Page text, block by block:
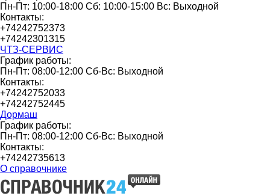
Пн-Пт: 10:00-18:00 Сб: 10:00-15:00 Вс: Выходной
Контакты:
+74242752373
+74242301315
ЧТЗ-СЕРВИС
График работы:
Пн-Пт: 08:00-12:00 Сб-Вс: Выходной
Контакты:
+74242752033
+74242752445
Дормаш
График работы:
Пн-Пт: 08:00-12:00 Сб-Вс: Выходной
Контакты:
+74242735613
О справочнике